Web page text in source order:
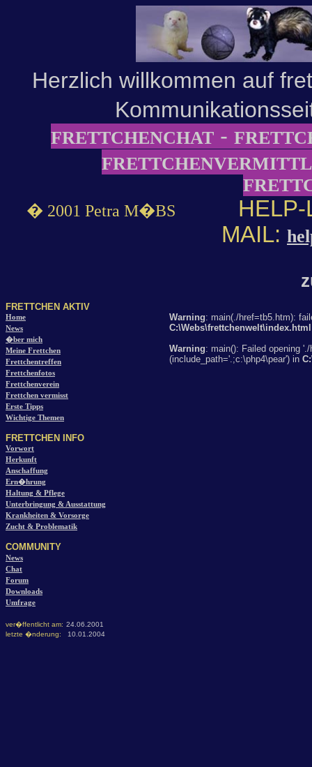
Herzlich willkommen auf
FRETTCHENCHAT -
� 2001 Petra M�BS
HELP-
MAIL:
FRETTCHEN AKTIV
Home
News
�ber mich
Meine Frettchen
Frettchentreffen
Frettchenfotos
Frettchenverein
Frettchen vermisst
Erste Tipps
Wichtige Themen
FRETTCHEN INFO
Vorwort
Herkunft
Anschaffung
Ern�hrung
Haltung & Pflege
Unterbringung & Ausstattung
Krankheiten & Vorsorge
Zucht & Problematik
COMMUNITY
News
Chat
Forum
Downloads
Umfrage
ver�ffentlicht am: 24.06.2001
letzte �nderung:
10.01.2004
Warning: main(./href=tb5.htm):
C:\Webs\frettchenwelt\index.html
Warning: main(): Failed opening
(include_path='.;c:\php4\pear') in